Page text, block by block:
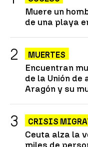
Muere un
de una playa
MUERTES
Encuentran
de la Unión
Aragón y su
CRISIS
Ceuta alza la